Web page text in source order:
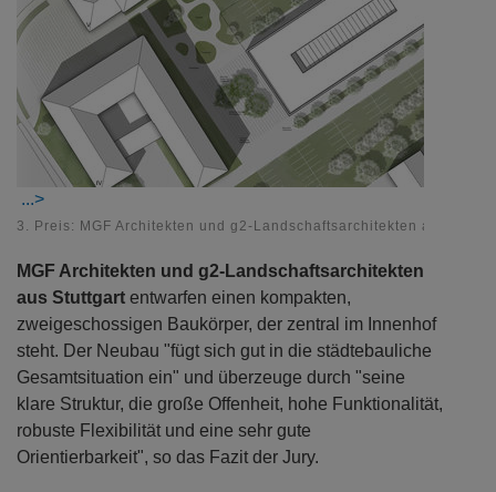
3. Preis: MGF Architekten und g2-Landschaftsarchitekten aus
MGF Architekten und g2-Landschaftsarchitekten
aus Stuttgart entwarfen einen kompakten,
zweigeschossigen Baukörper, der zentral im Innenhof
steht. Der Neubau "fügt sich gut in die städtebauliche
Gesamtsituation ein" und überzeuge durch "seine
klare Struktur, die große Offenheit, hohe Funktionalität,
robuste Flexibilität und eine sehr gute
Orientierbarkeit", so das Fazit der Jury.